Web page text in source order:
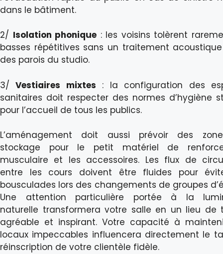
dans le bâtiment.
2/ Isolation phonique : les voisins tolèrent
basses répétitives sans un traitement
des parois du studio.
3/Vestiaires mixtes : la configuration des
sanitaires doit respecter des normes d’hygiène
pour l’accueil de tous les publics.
L’aménagement doit aussi prévoir des
stockage pour le petit matériel de
musculaire et les accessoires. Les flux de
entre les cours doivent être fluides pour
bousculades lors des changements de groupes
Une attention particulière portée à la
naturelle transformera votre salle en un lieu de
agréable et inspirant. Votre capacité à
locaux impeccables influencera directement le
réinscription de votre clientèle fidèle.